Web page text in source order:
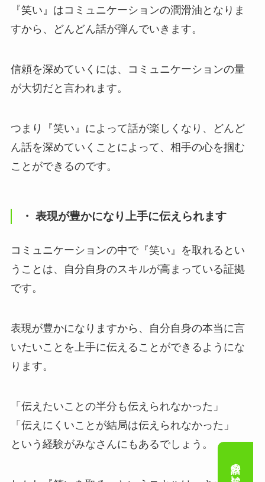
『笑い』はコミュニケーションの潤滑油となりま
すから、どんどん話が弾んでいきます。
信頼を深めていくには、コミュニケーションの量
が大切だと言われます。
つまり『笑い』によって話が楽しくなり、どんど
ん話を深めていくことによって、相手の心を掴む
ことができるのです。
・ 表現が豊かになり上手に伝えられます
コミュニケーションの中で『笑い』を取れるとい
うことは、自分自身のスキルが高まっている証拠
です。
表現が豊かになりますから、自分自身の本当に言
いたいことを上手に伝えることができるようにな
ります。
「伝えたいことの半分も伝えられなかった」
「伝えにくいことが結局は伝えられなかった」
という経験がみなさんにもあるでしょう。